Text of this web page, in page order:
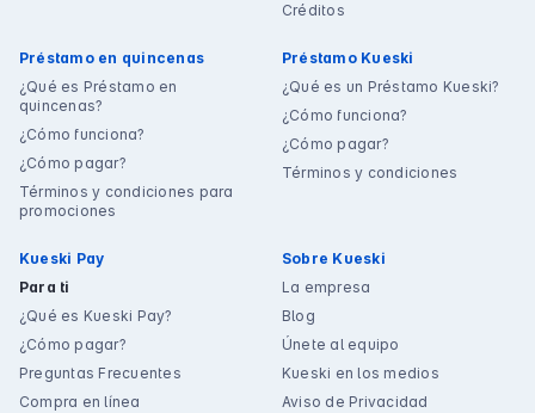
Créditos
Préstamo en quincenas
¿Qué es Préstamo en
quincenas?
¿Cómo funciona?
¿Cómo pagar?
Términos y condiciones para
promociones
Préstamo Kueski
¿Qué es un Préstamo Kueski?
¿Cómo funciona?
¿Cómo pagar?
Términos y condiciones
Kueski Pay
Para ti
¿Qué es Kueski Pay?
¿Cómo pagar?
Preguntas Frecuentes
Compra en línea
Sobre Kueski
La empresa
Blog
Únete al equipo
Kueski en los medios
Aviso de Privacidad